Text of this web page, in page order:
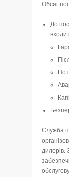
Обсяг
До
Служба
дилерів.